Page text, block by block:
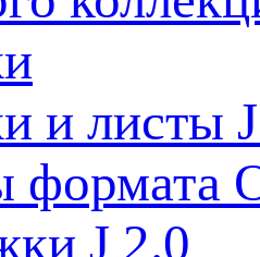
и листы
формата
J 2.0